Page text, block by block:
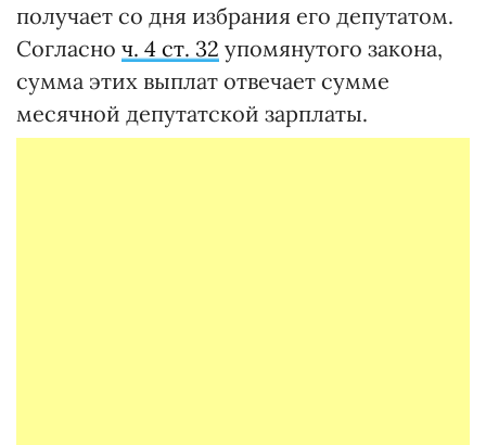
получает со дня избрания его депутатом.
Согласно ч. 4 ст. 32 упомянутого закона,
сумма этих выплат отвечает сумме
месячной депутатской зарплаты.